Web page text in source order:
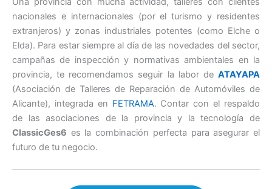
nacionales e internacionales (por el turismo y residentes
extranjeros) y zonas industriales potentes (como Elche o
Elda). Para estar siempre al día de las novedades del sector,
campañas de inspección y normativas ambientales en la
provincia, te recomendamos seguir la labor de ATAYAPA
(Asociación de Talleres de Reparación de Automóviles de
Alicante), integrada en FETRAMA. Contar con el respaldo
de las asociaciones de la provincia y la tecnología de
ClassicGes6 es la combinación perfecta para asegurar el
futuro de tu negocio.